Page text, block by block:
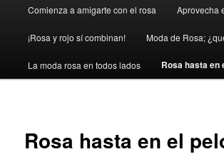
principal
Comienza a amigarte con el rosa Aprovecha
¡Rosa y rojo sí combinan! Moda de Rosa;
La moda rosa en todos lados Rosa hasta en
Rosa hasta en el